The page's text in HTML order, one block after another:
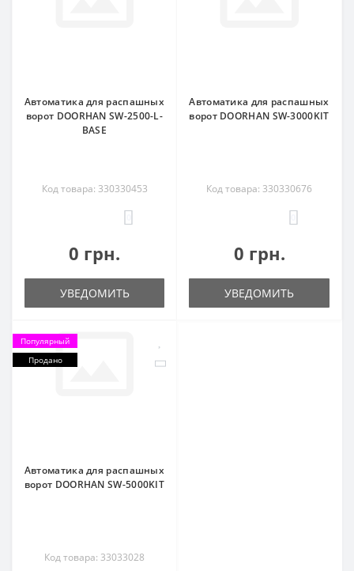
Автоматика для распашных
ворот DOORHAN SW-2500-L-
BASE
Код товара: 330330453
0 грн.
УВЕДОМИТЬ
Автоматика для распашных
ворот DOORHAN SW-3000KIT
Код товара: 330330676
0 грн.
УВЕДОМИТЬ
Популярный
Продано
Автоматика для распашных
ворот DOORHAN SW-5000KIT
Код товара: 33033028